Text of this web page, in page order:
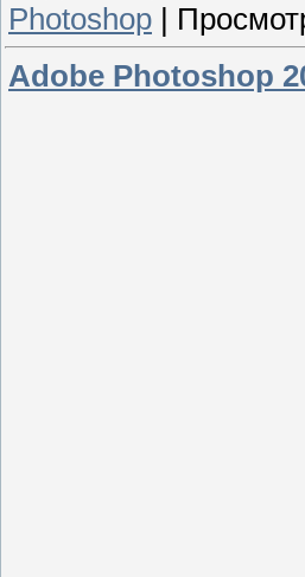
Photoshop
Adobe Photoshop